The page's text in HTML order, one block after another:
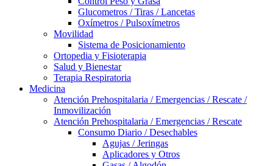
Glucometros / Tiras / Lancetas
Oxímetros / Pulsoxímetros
Movilidad
Sistema de Posicionamiento
Ortopedia y Fisioterapia
Salud y Bienestar
Terapia Respiratoria
Medicina
Atención Prehospitalaria / Emergencias / Rescate /
Inmovilización
Atención Prehospitalaria / Emergencias / Rescate
Consumo Diario / Desechables
Agujas / Jeringas
Aplicadores y Otros